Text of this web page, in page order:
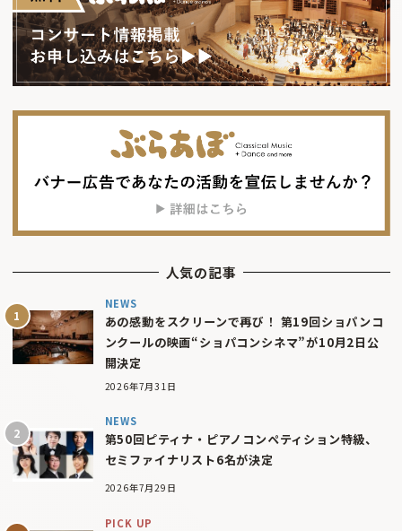
人気の記事
NEWS
あの感動をスクリーンで再び！ 第19回ショパンコ
ンクールの映画“ショパコンシネマ”が10月2日公
開決定
2026年7月31日
NEWS
第50回ピティナ・ピアノコンペティション特級、
セミファイナリスト6名が決定
2026年7月29日
PICK UP